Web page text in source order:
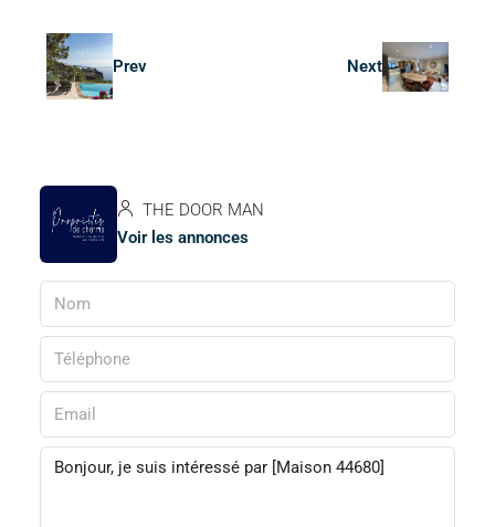
Prev Next
THE DOOR MAN
Voir les annonces